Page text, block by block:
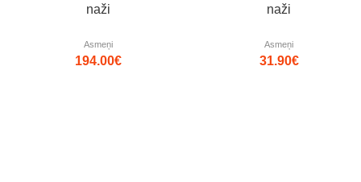
naži
Asmeņi
194.00€
naži
Asmeņi
31.90€